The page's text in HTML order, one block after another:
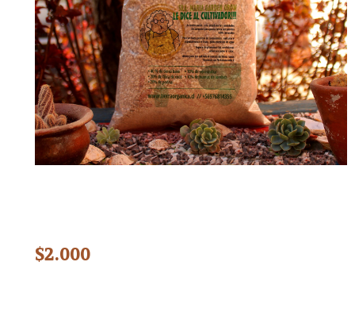
$2.000